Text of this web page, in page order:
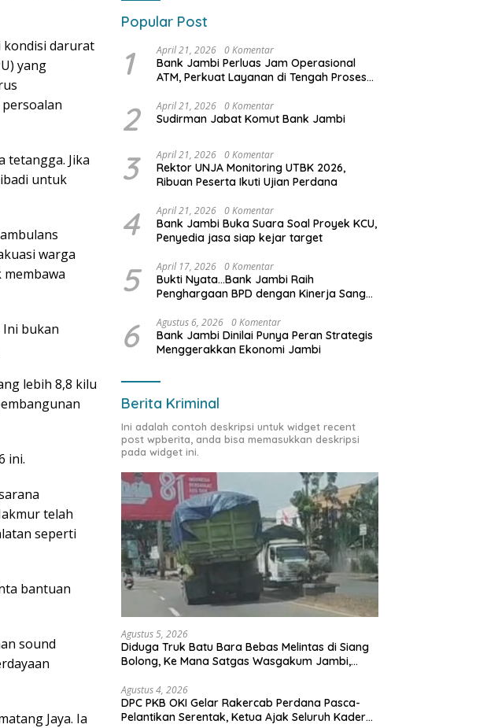
kondisi darurat
yang
tetangga. Jika
untuk
warga
Ini bukan
lebih 8,8 kilu
ini.
telah
seperti
bantuan
sound
Jaya. Ia
Popular Post
1 April 21, 2026 0 Komentar
Bank Jambi Perluas Jam Operasional
ATM, Perkuat Layanan di Tengah Proses
2 April 21, 2026 0 Komentar
Sudirman Jabat Komut Bank Jambi
3 April 21, 2026 0 Komentar
Rektor UNJA Monitoring UTBK 2026,
Ribuan Peserta Ikuti Ujian Perdana
4 April 21, 2026 0 Komentar
Bank Jambi Buka Suara Soal Proyek KCU,
Penyedia jasa siap kejar target
5 April 17, 2026 0 Komentar
Bukti Nyata…Bank Jambi Raih
Penghargaan BPD dengan Kinerja Sangat
6 Agustus 6, 2026 0 Komentar
Bank Jambi Dinilai Punya Peran Strategis
Menggerakkan Ekonomi Jambi
Berita Kriminal
Ini adalah contoh deskripsi untuk widget recent
post wpberita, anda bisa memasukkan deskripsi
pada widget ini.
Agustus 5, 2026
Diduga Truk Batu Bara Bebas Melintas di Siang
Bolong, Ke Mana Satgas Wasgakum Jambi,
Agustus 4, 2026
DPC PKB OKI Gelar Rakercab Perdana Pasca-
Pelantikan Serentak, Ketua Ajak Seluruh Kader